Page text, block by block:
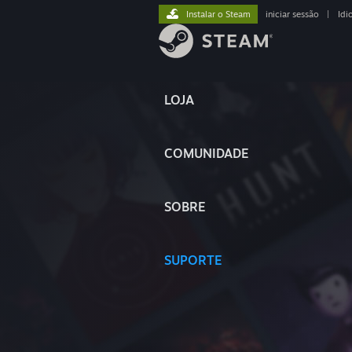
LOJA
COMUNIDADE
SOBRE
SUPORTE
Instalar o Steam iniciar sessão